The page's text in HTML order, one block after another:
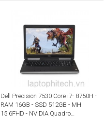
Dell Precision 7530 Core i7- 8750H -
RAM 16GB - SSD 512GB - MH
15.6FHD - NVIDIA Quadro